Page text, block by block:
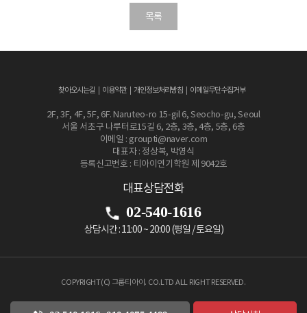
목록
찾아오시는길 이용약관 개인정보처리방침 이메일무단수집거부
2F, 3F, 4F, 5F, 6F. Naruteo-ro 15-gil 6, Seocho-gu, Seoul
서울 서초구 나루터로15길 6, 2층, 3층, 4층, 5층, 6층
이메일 : groupti@naver.com
대표자 : 정상복, 박영식
등록신고번호 : 티아이연기학원 제 9042호
대표상담전화
02-540-1616
상담시간 : 11:00 ~ 20:00 (평일 / 토요일)
COPYRIGHT(C) 그룹티아이. CO.LTD ALL RIGHT RESERVED.